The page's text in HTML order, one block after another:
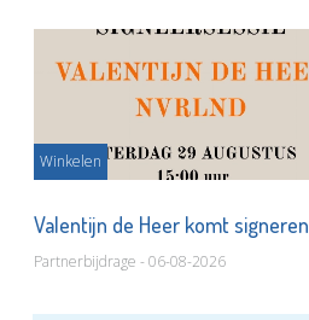
Winkelen
Valentijn de Heer komt signeren
Partnerbijdrage - 06-08-2026